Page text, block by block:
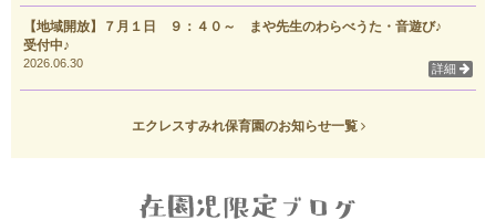
【地域開放】７月１日 ９：４０～ まや先生のわらべうた・音遊び♪
受付中♪
2026.06.30 詳細
エクレスすみれ保育園のお知らせ一覧